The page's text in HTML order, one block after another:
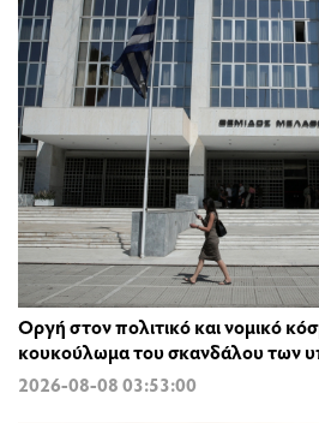
Οργή στον πολιτικό και νομικό
κουκούλωμα του σκανδάλου των
2026-08-08 03:53:00